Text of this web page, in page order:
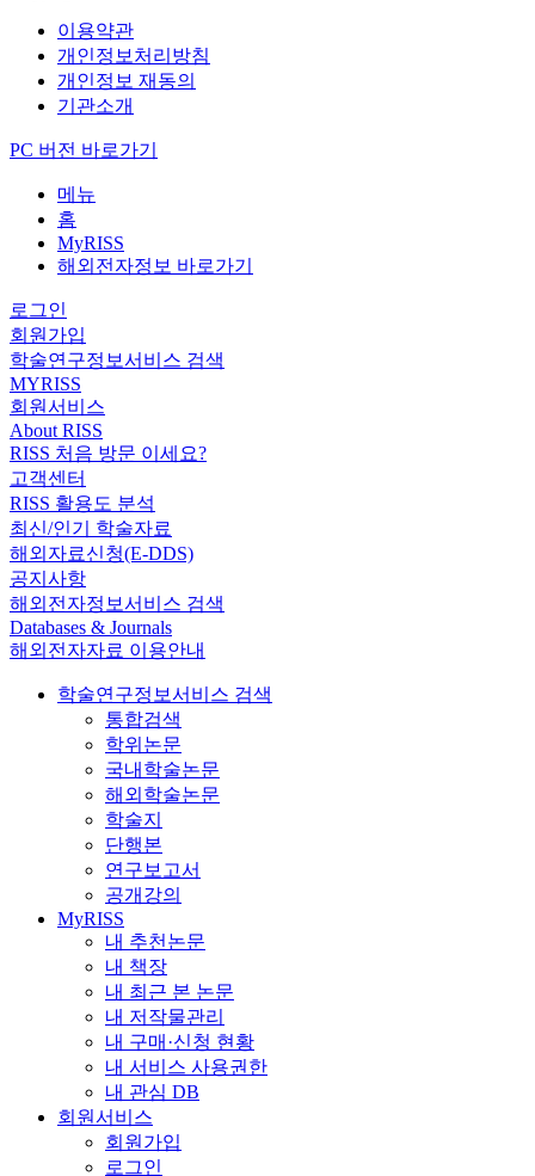
이용약관
개인정보처리방침
개인정보 재동의
기관소개
PC 버전 바로가기
메뉴
홈
MyRISS
해외전자정보 바로가기
로그인
회원가입
학술연구정보서비스 검색
MYRISS
회원서비스
About RISS
RISS 처음 방문 이세요?
고객센터
RISS 활용도 분석
최신/인기 학술자료
해외자료신청(E-DDS)
공지사항
해외전자정보서비스 검색
Databases & Journals
해외전자자료 이용안내
학술연구정보서비스 검색
통합검색
학위논문
국내학술논문
해외학술논문
학술지
단행본
연구보고서
공개강의
MyRISS
내 추천논문
내 책장
내 최근 본 논문
내 저작물관리
내 구매·신청 현황
내 서비스 사용권한
내 관심 DB
회원서비스
회원가입
로그인